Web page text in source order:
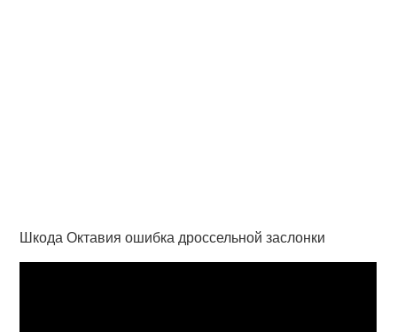
Шкода Октавия ошибка дроссельной заслонки